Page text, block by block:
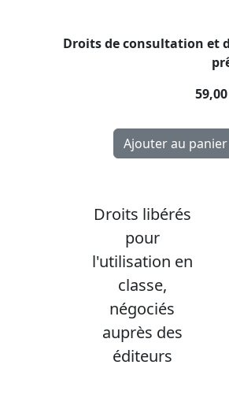
Droits de consultation et
Droits libérés
pour
l'utilisation en
classe,
négociés
auprès des
éditeurs